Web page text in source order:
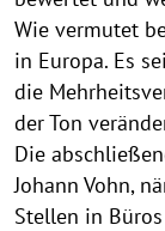
Wie vermutet
in Europa. Es
die
der Ton
Die
Johann Vohn,
Stellen in